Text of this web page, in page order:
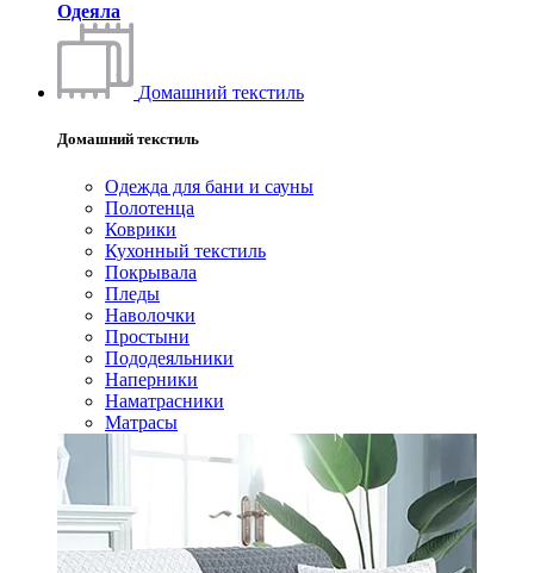
Одеяла
Домашний текстиль
Домашний текстиль
Одежда для бани и сауны
Полотенца
Коврики
Кухонный текстиль
Покрывала
Пледы
Наволочки
Простыни
Пододеяльники
Наперники
Наматрасники
Матрасы